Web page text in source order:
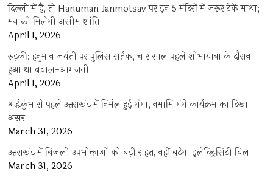
दिल्ली में हैं, तो Hanuman Janmotsav पर इन 5 मंदिरों में जरूर टेकें माथा;
मन को मिलेगी असीम शांति
April 1, 2026
रुड़की: हनुमान जयंती पर पुलिस सर्तक, चार साल पहले शोभायात्रा के दौरान
हुआ था बवाल-आगजनी
April 1, 2026
अर्द्धकुंभ से पहले उत्तराखंड में निर्मल हुई गंगा, नमामि गंगे कार्यक्रम का दिखा
असर
March 31, 2026
उत्तराखंड में बिजली उपभोक्ताओं को बड़ी राहत, नहीं बढ़ेगा इलेक्ट्रिसिटी बिल
March 31, 2026